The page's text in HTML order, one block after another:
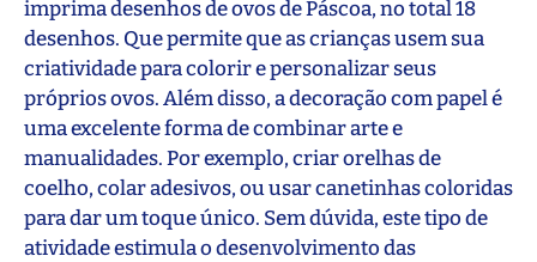
imprima desenhos de ovos de Páscoa, no total 18
desenhos. Que permite que as crianças usem sua
criatividade para colorir e personalizar seus
próprios ovos. Além disso, a decoração com papel é
uma excelente forma de combinar arte e
manualidades. Por exemplo, criar orelhas de
coelho, colar adesivos, ou usar canetinhas coloridas
para dar um toque único. Sem dúvida, este tipo de
atividade estimula o desenvolvimento das